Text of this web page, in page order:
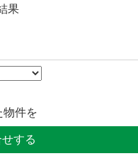
果
物件を
する